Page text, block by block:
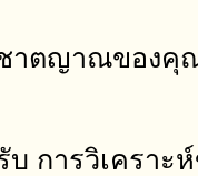
าตญาณของคุณ
บ การวิเคราะ